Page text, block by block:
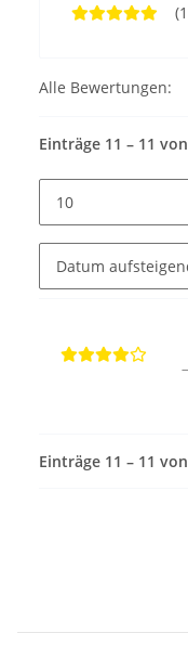
Alle Bewertungen:
Einträge 11 – 11
Einträge 11 – 11